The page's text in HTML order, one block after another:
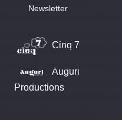
Newsletter
Cinq 7
Auguri
Productions
aident à améliorer ce site et
traceurs). Vous pouvez
ou non ces cookies. Merci
vous risquez de ne pas